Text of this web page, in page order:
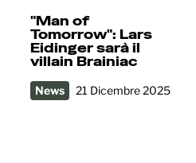
"Man of
Tomorrow": Lars
Eidinger sarà il
villain Brainiac
News 21 Dicembre 2025